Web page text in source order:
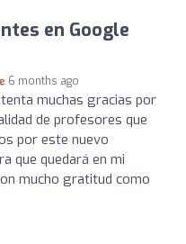
en Google
6 months ago
muchas gracias por
de profesores que
por este nuevo
que quedará en mi
mucho gratitud como